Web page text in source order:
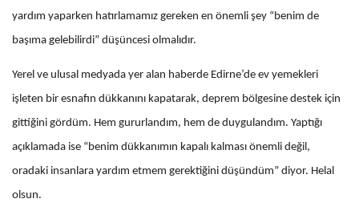
yardım yaparken hatırlamamız gereken en önemli şey “benim de
başıma gelebilirdi” düşüncesi olmalıdır.
Yerel ve ulusal medyada yer alan haberde Edirne’de ev yemekleri
işleten bir esnafın dükkanını kapatarak, deprem bölgesine destek için
gittiğini gördüm. Hem gururlandım, hem de duygulandım. Yaptığı
açıklamada ise “benim dükkanımın kapalı kalması önemli değil,
oradaki insanlara yardım etmem gerektiğini düşündüm” diyor. Helal
olsun.